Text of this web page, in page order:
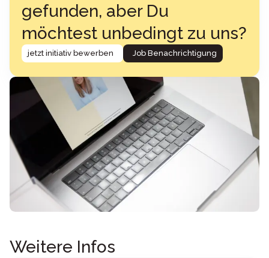
gefunden, aber Du
möchtest unbedingt zu uns?
jetzt initiativ bewerben Job Benachrichtigung
Weitere Infos